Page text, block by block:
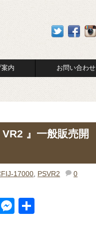
案内 お問い合わせ
』一般販売開
17000 PSVR2
0
Bl
M